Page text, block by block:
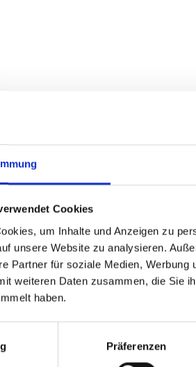
Cookies
um Inhalte und Anzeigen zu
unsere Website zu analysieren.
Partner für soziale Medien,
weiteren Daten zusammen, die Sie
haben.
Präferenzen
Beutel